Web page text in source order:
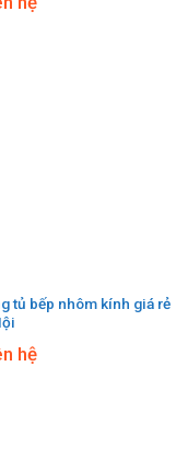
tủ bếp nhôm kính giá rẻ
hệ